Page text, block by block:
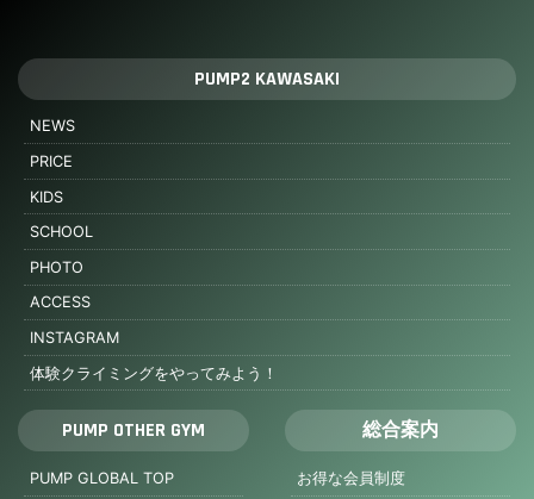
PUMP2 KAWASAKI
NEWS
PRICE
KIDS
SCHOOL
PHOTO
ACCESS
INSTAGRAM
体験クライミングをやってみよう！
PUMP OTHER GYM
PUMP GLOBAL TOP
総合案内
お得な会員制度